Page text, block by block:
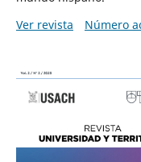
Ver revista
Número